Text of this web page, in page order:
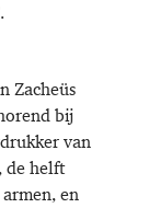
Zacheüs
bij
van
de helft
en